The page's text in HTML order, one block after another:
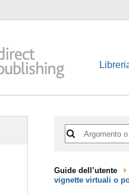
Guide dell’utente
vignette virtuali o